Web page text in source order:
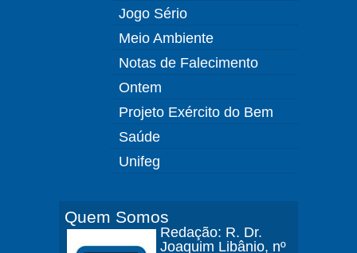
Jogo Sério
Meio Ambiente
Notas de Falecimento
Ontem
Projeto Exército do Bem
Saúde
Unifeg
Quem Somos
Redação: R. Dr.
Joaquim Libânio, nº